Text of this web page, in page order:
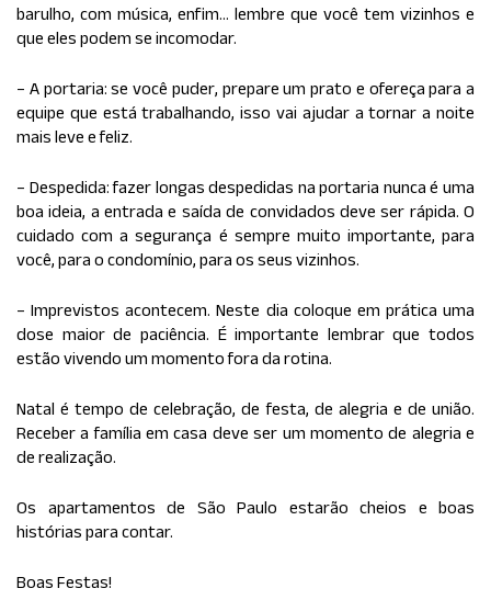
barulho, com música, enfim… lembre que você tem vizinhos e
que eles podem se incomodar.
– A portaria: se você puder, prepare um prato e ofereça para a
equipe que está trabalhando, isso vai ajudar a tornar a noite
mais leve e feliz.
– Despedida: fazer longas despedidas na portaria nunca é uma
boa ideia, a entrada e saída de convidados deve ser rápida. O
cuidado com a segurança é sempre muito importante, para
você, para o condomínio, para os seus vizinhos.
– Imprevistos acontecem. Neste dia coloque em prática uma
dose maior de paciência. É importante lembrar que todos
estão vivendo um momento fora da rotina.
Natal é tempo de celebração, de festa, de alegria e de união.
Receber a família em casa deve ser um momento de alegria e
de realização.
Os apartamentos de São Paulo estarão cheios e boas
histórias para contar.
Boas Festas!